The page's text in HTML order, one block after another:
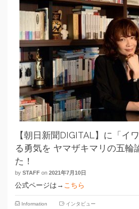
【朝日新聞DIGITAL】に「イ
る勇気を ヤマザキマリの五輪
た！
by STAFF on 2021年7月10日
公式ページは→ こちら
Information インタビュー